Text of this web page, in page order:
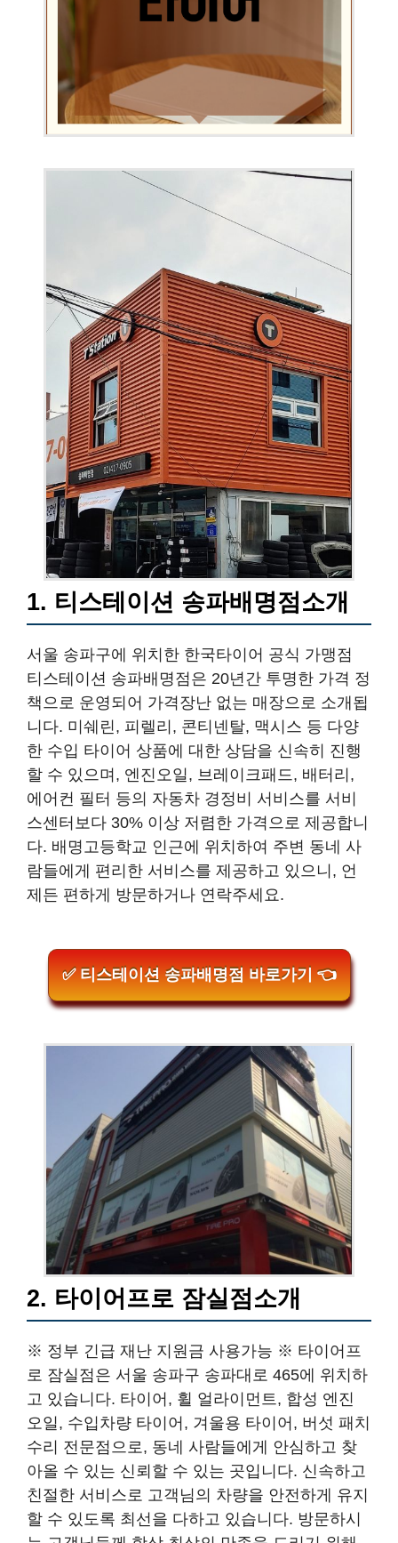
1. 티스테이션 송파배명점소개
서울 송파구에 위치한 한국타이어 공식 가맹점
티스테이션 송파배명점은 20년간 투명한 가격 정
책으로 운영되어 가격장난 없는 매장으로 소개됩
니다. 미쉐린, 피렐리, 콘티넨탈, 맥시스 등 다양
한 수입 타이어 상품에 대한 상담을 신속히 진행
할 수 있으며, 엔진오일, 브레이크패드, 배터리,
에어컨 필터 등의 자동차 경정비 서비스를 서비
스센터보다 30% 이상 저렴한 가격으로 제공합니
다. 배명고등학교 인근에 위치하여 주변 동네 사
람들에게 편리한 서비스를 제공하고 있으니, 언
제든 편하게 방문하거나 연락주세요.
✅ 티스테이션 송파배명점 바로가기 👈
2. 타이어프로 잠실점소개
※ 정부 긴급 재난 지원금 사용가능 ※ 타이어프
로 잠실점은 서울 송파구 송파대로 465에 위치하
고 있습니다. 타이어, 휠 얼라이먼트, 합성 엔진
오일, 수입차량 타이어, 겨울용 타이어, 버섯 패치
수리 전문점으로, 동네 사람들에게 안심하고 찾
아올 수 있는 신뢰할 수 있는 곳입니다. 신속하고
친절한 서비스로 고객님의 차량을 안전하게 유지
할 수 있도록 최선을 다하고 있습니다. 방문하시